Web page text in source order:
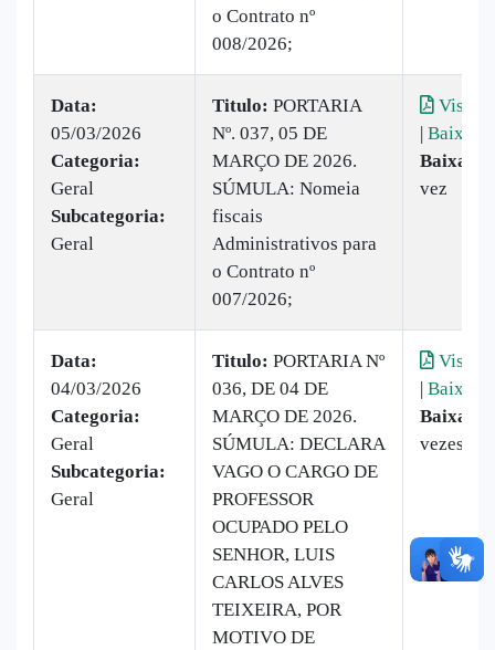
o Contrato nº
008/2026;
Data:
05/03/2026
Categoria:
Geral
Subcategoria:
Geral
Titulo: PORTARIA
Nº. 037, 05 DE
MARÇO DE 2026.
SÚMULA: Nomeia
fiscais
Administrativos para
o Contrato nº
007/2026;
| Baixar
Baixado:
vez
Data:
04/03/2026
Categoria:
Geral
Subcategoria:
Geral
Titulo: PORTARIA Nº
036, DE 04 DE
MARÇO DE 2026.
SÚMULA: DECLARA
VAGO O CARGO DE
PROFESSOR
OCUPADO PELO
SENHOR, LUIS
CARLOS ALVES
TEIXEIRA, POR
MOTIVO DE
| Baixar
Baixado:
vezes